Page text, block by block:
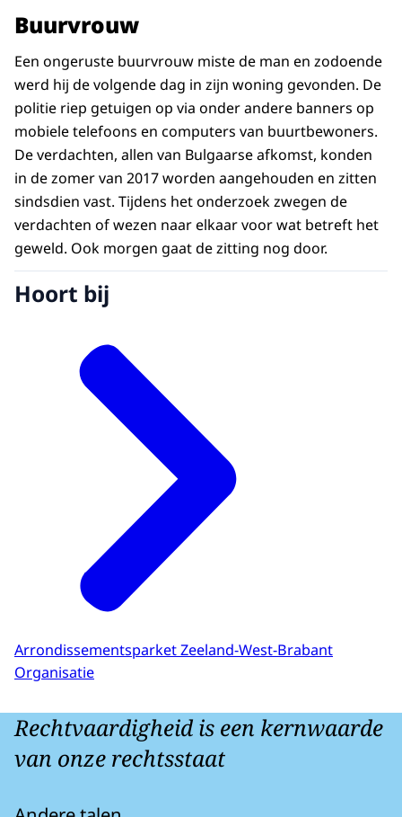
Buurvrouw
Een ongeruste buurvrouw miste de man en zodoende
werd hij de volgende dag in zijn woning gevonden. De
politie riep getuigen op via onder andere banners op
mobiele telefoons en computers van buurtbewoners.
De verdachten, allen van Bulgaarse afkomst, konden
in de zomer van 2017 worden aangehouden en zitten
sindsdien vast. Tijdens het onderzoek zwegen de
verdachten of wezen naar elkaar voor wat betreft het
geweld. Ook morgen gaat de zitting nog door.
Hoort bij
Arrondissementsparket Zeeland-West-Brabant
Organisatie
Rechtvaardigheid is een kernwaarde
van onze rechtsstaat